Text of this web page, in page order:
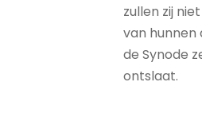
zullen zij
van hunnen
de Synode
ontslaat.